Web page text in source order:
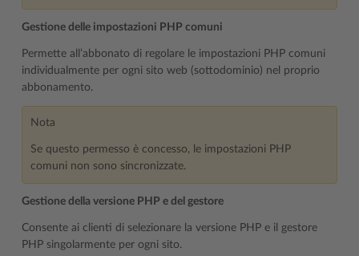
Gestione delle impostazioni PHP comuni
Permette all’abbonato di regolare le impostazioni PHP comuni
individualmente per ogni sito web (sottodominio) nel proprio
abbonamento.
Nota
Se questo permesso è concesso, le impostazioni PHP
comuni non sono sincronizzate.
Gestione della versione PHP e del gestore
Consente ai clienti di selezionare la versione PHP e il gestore
PHP singolarmente per ogni sito.